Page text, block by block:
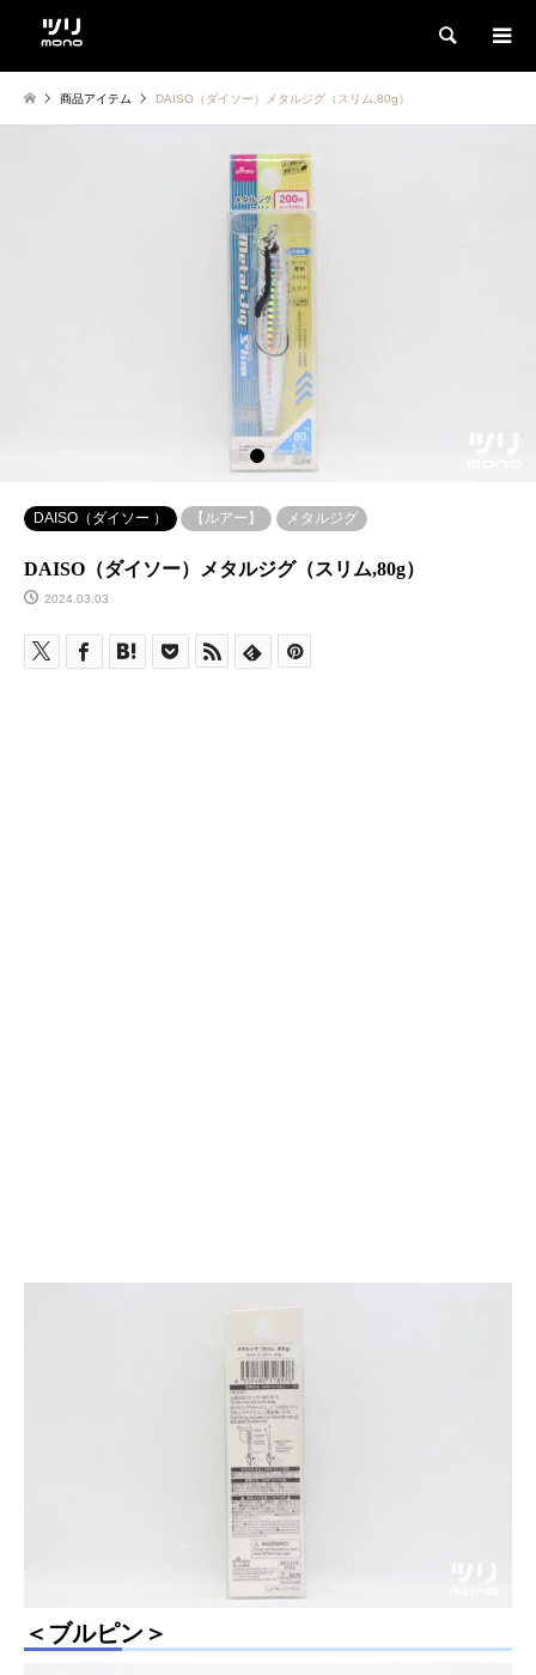
検索
商品アイテム DAISO（ダイソー）メタルジグ（スリム,80g）
DAISO（ダイソー ） 【ルアー】 メタルジグ
DAISO（ダイソー）メタルジグ（スリム,80g）
2024.03.03
＜ブルピン＞